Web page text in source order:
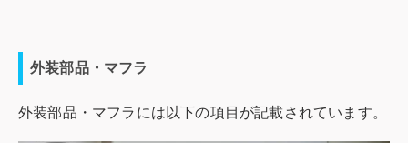
外装部品・マフラ
外装部品・マフラには以下の項目が記載されています。